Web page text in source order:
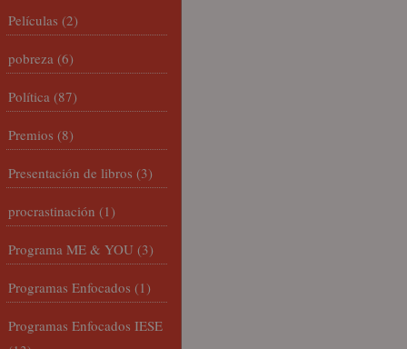
Películas (2)
pobreza (6)
Política (87)
Premios (8)
Presentación de libros (3)
procrastinación (1)
Programa ME & YOU (3)
Programas Enfocados (1)
Programas Enfocados IESE